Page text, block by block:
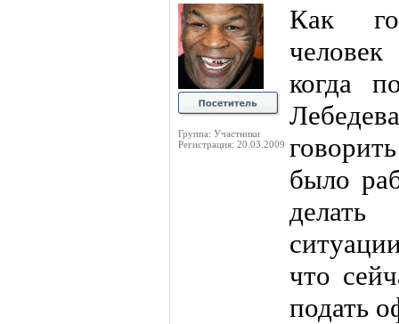
Группа: Участники
Регистрация: 20.03.2009
Как
когда
было
что
подать